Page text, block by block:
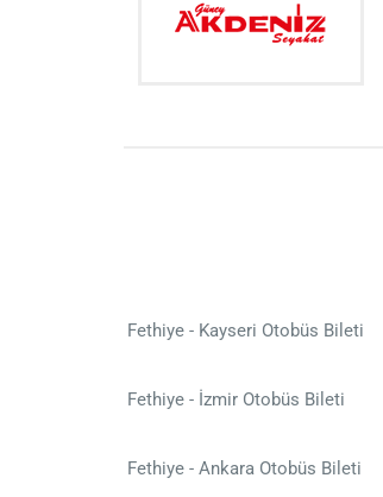
Fethiye - Kayseri Otobüs Bileti
Fethiye - İzmir Otobüs Bileti
Fethiye - Ankara Otobüs Bileti